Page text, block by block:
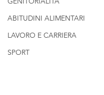
ABITUDINI ALIMENTARI
LAVORO E CARRIERA
SPORT